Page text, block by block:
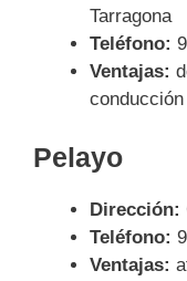
Tarragona
Teléfono:
Ventajas:
Pelayo
Dirección:
Teléfono:
Ventajas: